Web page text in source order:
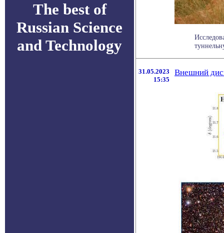
The best of
Russian Science
and Technology
31.05.2023
15:35
Внешний